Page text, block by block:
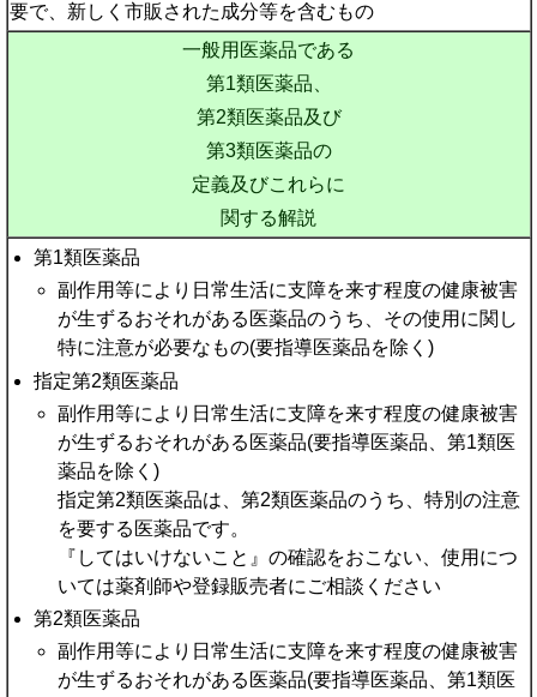
要で、新しく市販された成分等を含むもの
一般用医薬品である
第1類医薬品、
第2類医薬品及び
第3類医薬品の
定義及びこれらに
関する解説
第1類医薬品
副作用等により日常生活に支障を来す程度の健康被害
が生ずるおそれがある医薬品のうち、その使用に関し
特に注意が必要なもの(要指導医薬品を除く)
指定第2類医薬品
副作用等により日常生活に支障を来す程度の健康被害
が生ずるおそれがある医薬品(要指導医薬品、第1類医
薬品を除く)
指定第2類医薬品は、第2類医薬品のうち、特別の注意
を要する医薬品です。
『してはいけないこと』の確認をおこない、使用につ
いては薬剤師や登録販売者にご相談ください
第2類医薬品
副作用等により日常生活に支障を来す程度の健康被害
が生ずるおそれがある医薬品(要指導医薬品、第1類医